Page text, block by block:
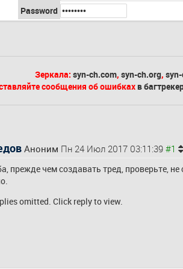
Password
Зеркала: syn-ch.com, syn-ch.org,
сообщения об ошибках в
Аноним Пн 24 Июл 2017 03:11:39
прежде чем создавать тред, проверьте,
omitted. Click reply to view.